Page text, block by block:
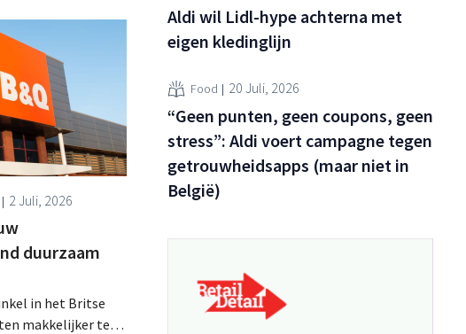
2 Juli, 2026
duurzaam
in het Britse
makkelijker te
Aldi wil Lidl-hype achterna met
eigen kledinglijn
Food 20 Juli, 2026
“Geen punten, geen coupons, geen
stress”: Aldi voert campagne tegen
getrouwheidsapps (maar niet in
België)